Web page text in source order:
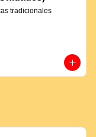
tradicionales